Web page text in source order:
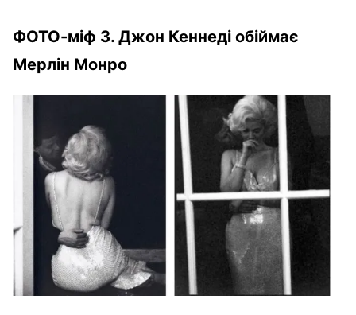
ФОТО-міф 3. Джон Кеннеді обіймає
Мерлін Монро